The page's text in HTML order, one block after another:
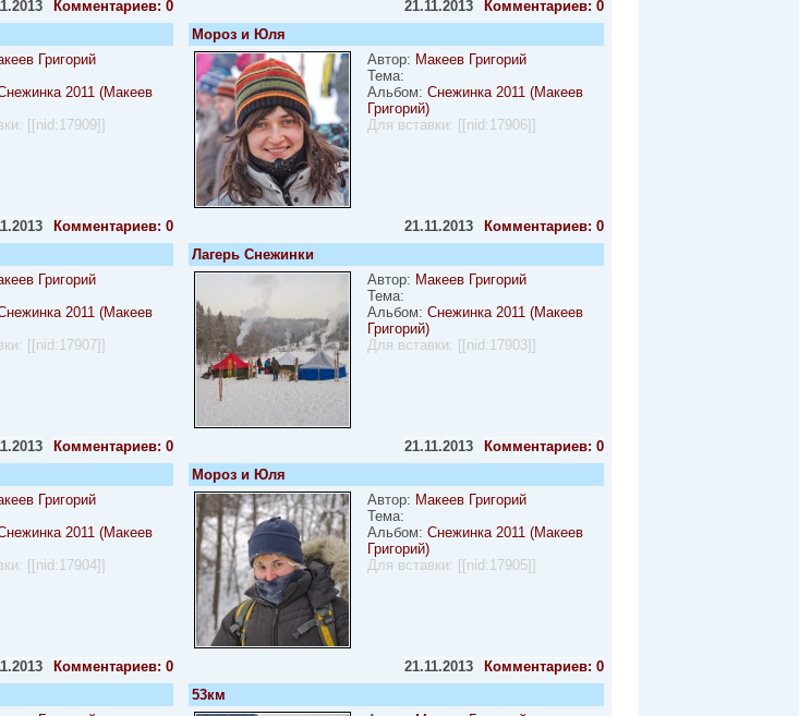
Комментариев: 0 Комментариев: 0
21.11.2013
Григорий
2011 (Макеев
[[nid:17909]]
Комментариев: 0
Мороз и Юля
Автор: Макеев Григорий
Тема:
Альбом: Снежинка 2011 (Макеев
Григорий)
Для вставки: [[nid:17906]]
Комментариев: 0
21.11.2013
Григорий
2011 (Макеев
[[nid:17907]]
Комментариев: 0
Лагерь Снежинки
Автор: Макеев Григорий
Тема:
Альбом: Снежинка 2011 (Макеев
Григорий)
Для вставки: [[nid:17903]]
Комментариев: 0
21.11.2013
Григорий
2011 (Макеев
[[nid:17904]]
Комментариев: 0
Мороз и Юля
Автор: Макеев Григорий
Тема:
Альбом: Снежинка 2011 (Макеев
Григорий)
Для вставки: [[nid:17905]]
Комментариев: 0
21.11.2013
53км